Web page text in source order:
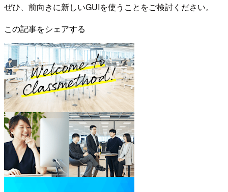
ぜひ、前向きに新しいGUIを使うことをご検討ください。
この記事をシェアする